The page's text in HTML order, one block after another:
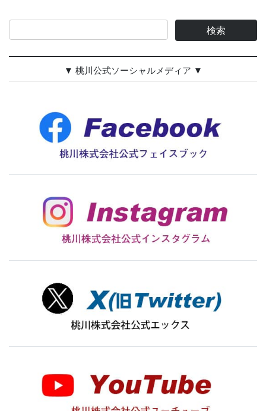
▼ 桃川公式ソーシャルメディア ▼